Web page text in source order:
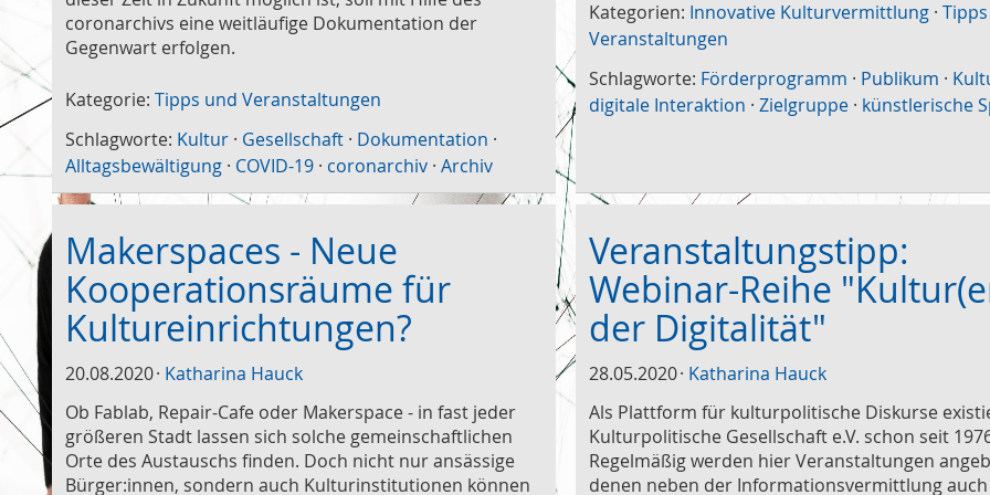
coronarchivs eine weitläufige Dokumentation der
Gegenwart erfolgen.
Kategorie: Tipps und Veranstaltungen
Schlagworte: Kultur · Gesellschaft · Dokumentation ·
Alltagsbewältigung · COVID-19 · coronarchiv · Archiv
Kategorien: Innovative Kulturvermittlung ·
Veranstaltungen
Schlagworte: Förderprogramm · Publikum ·
digitale Interaktion ·Zielgruppe · künstlerische
Makerspaces - Neue
Kooperationsräume für
Kultureinrichtungen?
20.08.2020 Katharina Hauck
Ob Fablab, Repair-Cafe oder Makerspace - in fast jeder
größeren Stadt lassen sich solche gemeinschaftlichen
Orte des Austauschs finden. Doch nicht nur ansässige
Bürger:innen, sondern auch Kulturinstitutionen können
Veranstaltungstipp:
Webinar-Reihe
der Digitalität"
28.05.2020 Katharina Hauck
Als Plattform für kulturpolitische Diskurse
Kulturpolitische Gesellschaft e.V. schon seit
Regelmäßig werden hier Veranstaltungen
denen neben der Informationsvermittlung